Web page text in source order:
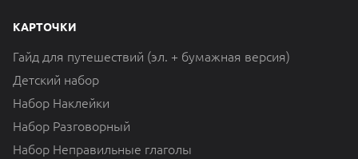
КАРТОЧКИ
Гайд для путешествий (эл. + бумажная версия)
Детский набор
Набор Наклейки
Набор Разговорный
Набор Неправильные глаголы